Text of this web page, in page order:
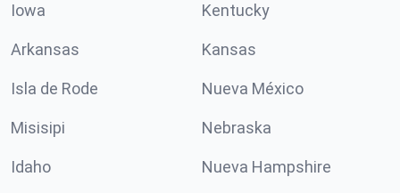
Iowa Kentucky
Arkansas Kansas
Isla de Rode Nueva México
Misisipi Nebraska
Idaho Nueva Hampshire